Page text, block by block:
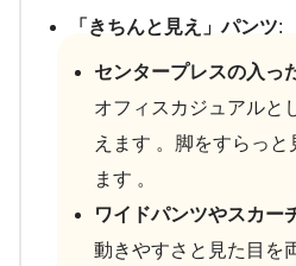
「きちんと見え」パンツ:
センタープレスの入っ
オフィスカジュアルと
えます 。脚をすらっ
ます 。
ワイドパンツやスカー
動きやすさと見た目を